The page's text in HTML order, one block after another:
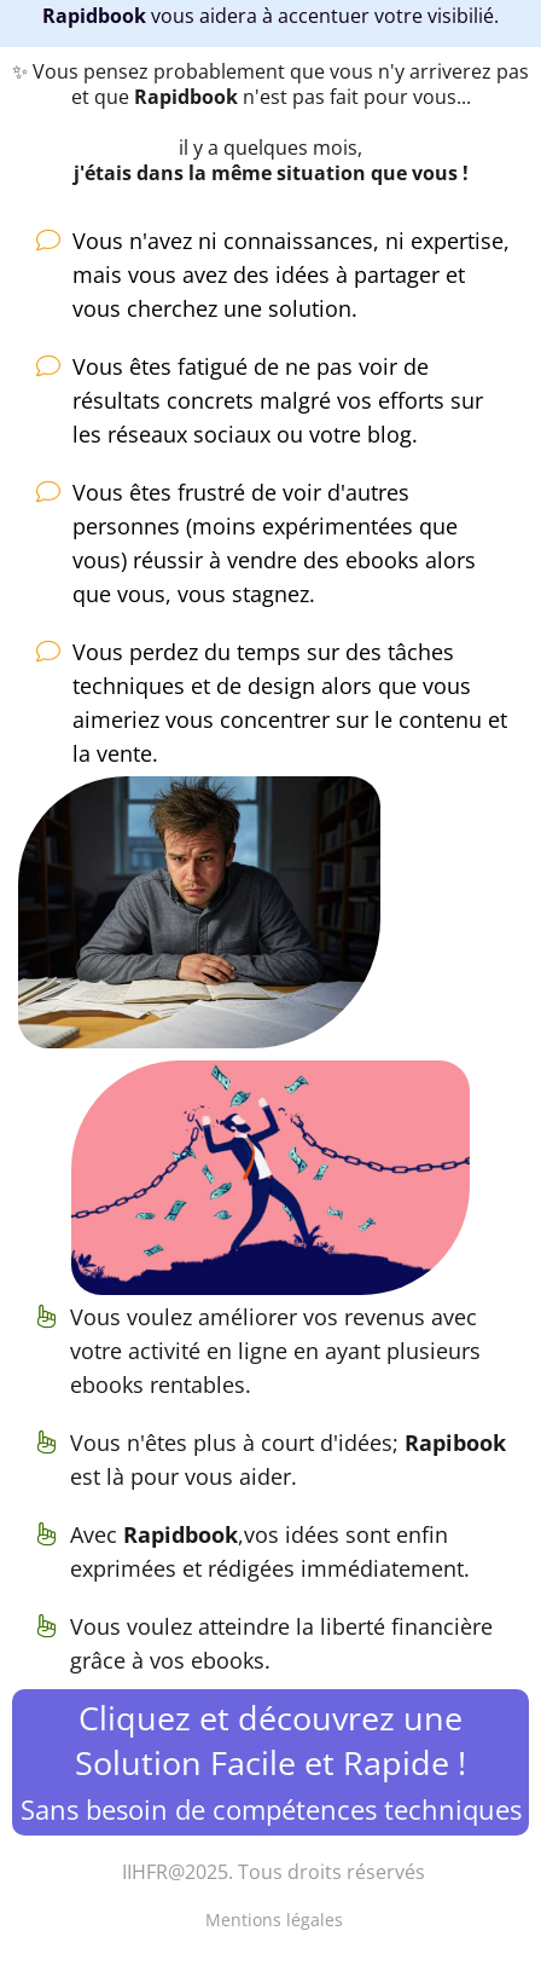
Rapidbookvous aidera à accentuer votre visibilié.
✨ Vous pensez probablement que vous n'y arriverez pas
et que Rapidbookn'est pas fait pour vous...
il y a quelques mois,
j'étais dans la même situation que vous !
Vous n'avez ni connaissances, ni expertise,
mais vous avez des idées à partager et
vous cherchez une solution.
Vous êtes fatigué de ne pas voir de
résultats concrets malgré vos efforts sur
les réseaux sociaux ou votre blog.
Vous êtes frustré de voir d'autres
personnes (moins expérimentées que
vous) réussir à vendre des ebooks alors
que vous, vous stagnez.
Vous perdez du temps sur des tâches
techniques et de design alors que vous
aimeriez vous concentrer sur le contenu et
la vente.
Vous voulez améliorer vos revenus avec
votre activité en ligne en ayant plusieurs
ebooks rentables.
Vous n'êtes plus à court d'idées; Rapibook
est là pour vous aider.
Avec Rapidbook,vos idées sont enfin
exprimées et rédigées immédiatement.
Vous voulez atteindre la liberté financière
grâce à vos ebooks.
Cliquez et découvrez une
Solution Facile et Rapide !
Sans besoin de compétences techniques
IIHFR@2025. Tous droits réservés
Mentions légales